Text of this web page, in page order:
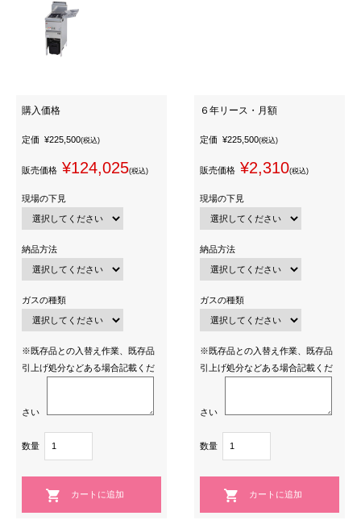
購入価格
定価 ¥225,500(税込)
販売価格 ¥124,025(税込)
現場の下見
納品方法
ガスの種類
※既存品との入替え作業、既存品
引上げ処分などある場合記載くだ
さい
数量
６年リース・月額
定価 ¥225,500(税込)
販売価格 ¥2,310(税込)
現場の下見
納品方法
ガスの種類
※既存品との入替え作業、既存品
引上げ処分などある場合記載くだ
さい
数量